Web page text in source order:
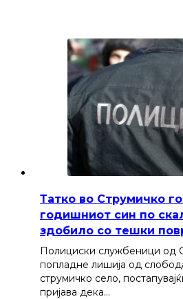
Татко во Струмичко
годишниот син по
здобило со тешки
Полициски службеници од
попладне лишија од
струмичко село,
пријава дека…